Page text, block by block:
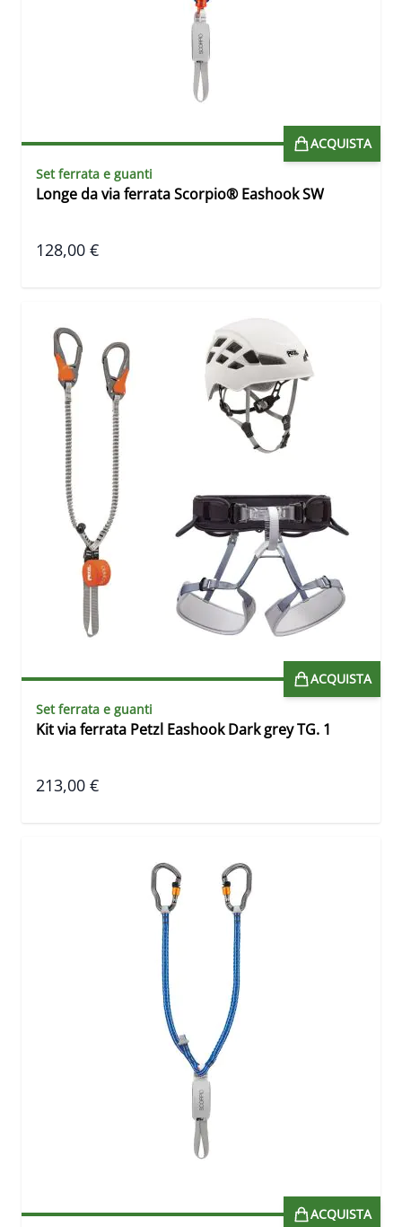
ACQUISTA
Set ferrata e guanti
Longe da via ferrata Scorpio® Eashook SW
128,00 €
ACQUISTA
Set ferrata e guanti
Kit via ferrata Petzl Eashook Dark grey TG. 1
213,00 €
ACQUISTA